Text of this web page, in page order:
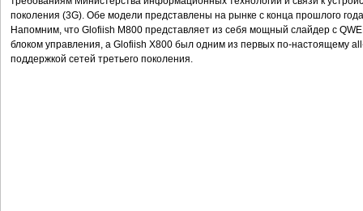
поколения (3G). Обе модели представлены на рынке с конца прошлого
Напомним, что Glofiish M800 представляет из себя мощный слайдер с
блоком управления, а Glofiish X800 был одним из первых по-настоящему
поддержкой сетей третьего поколения.